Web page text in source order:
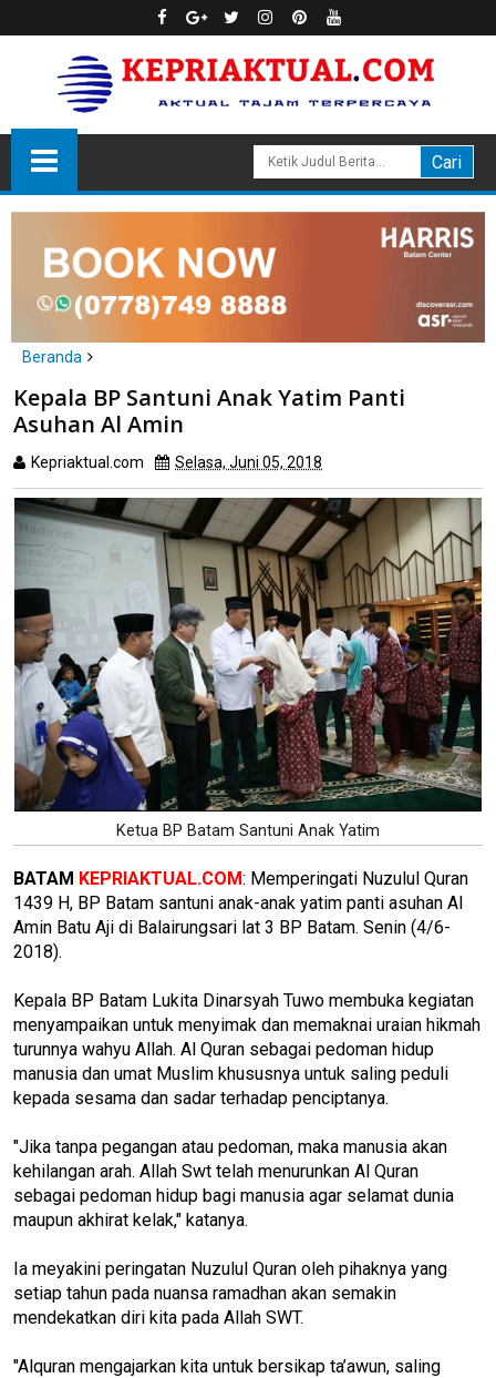
Beranda
Kepala BP Santuni Anak Yatim Panti Asuhan Al Amin
Kepala BP Santuni Anak Yatim Panti
Asuhan Al Amin
Kepriaktual.com Selasa, Juni 05, 2018
Ketua BP Batam Santuni Anak Yatim
BATAM KEPRIAKTUAL.COM: Memperingati Nuzulul Quran
1439 H, BP Batam santuni anak-anak yatim panti asuhan Al
Amin Batu Aji di Balairungsari lat 3 BP Batam. Senin (4/6-
2018).
Kepala BP Batam Lukita Dinarsyah Tuwo membuka kegiatan
menyampaikan untuk menyimak dan memaknai uraian hikmah
turunnya wahyu Allah. Al Quran sebagai pedoman hidup
manusia dan umat Muslim khususnya untuk saling peduli
kepada sesama dan sadar terhadap penciptanya.
"Jika tanpa pegangan atau pedoman, maka manusia akan
kehilangan arah. Allah Swt telah menurunkan Al Quran
sebagai pedoman hidup bagi manusia agar selamat dunia
maupun akhirat kelak," katanya.
Ia meyakini peringatan Nuzulul Quran oleh pihaknya yang
setiap tahun pada nuansa ramadhan akan semakin
mendekatkan diri kita pada Allah SWT.
"Alquran mengajarkan kita untuk bersikap ta’awun, saling